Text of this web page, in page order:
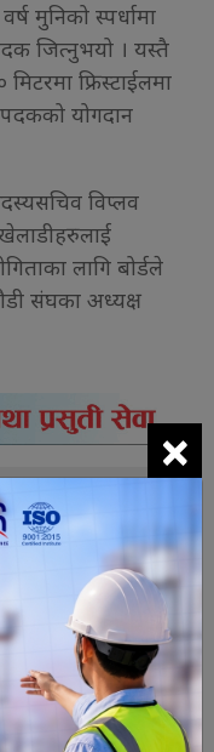
मुनिको स्पर्धामा
जित्नुभयो । यस्तै
फ्रिस्टाईलमा
योगदान
विप्लव
खेलाडीहरुलाई
लागि बोर्डले
संघका अध्यक्ष
महसुस
0
×